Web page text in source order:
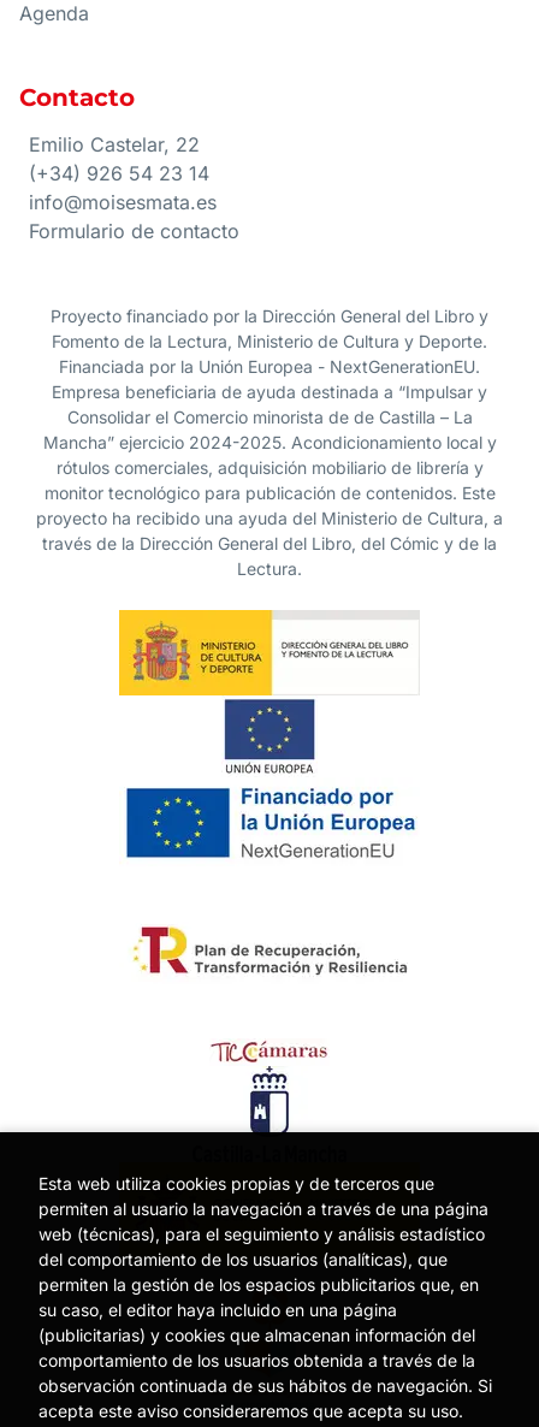
Agenda
Contacto
Emilio Castelar, 22
(+34) 926 54 23 14
info@moisesmata.es
Formulario de contacto
Proyecto financiado por la Dirección General del Libro y
Fomento de la Lectura, Ministerio de Cultura y Deporte.
Financiada por la Unión Europea - NextGenerationEU.
Empresa beneficiaria de ayuda destinada a “Impulsar y
Consolidar el Comercio minorista de de Castilla – La
Mancha” ejercicio 2024-2025. Acondicionamiento local y
rótulos comerciales, adquisición mobiliario de librería y
monitor tecnológico para publicación de contenidos. Este
proyecto ha recibido una ayuda del Ministerio de Cultura, a
través de la Dirección General del Libro, del Cómic y de la
Lectura.
Esta web utiliza cookies propias y de terceros que
permiten al usuario la navegación a través de una página
web (técnicas), para el seguimiento y análisis estadístico
del comportamiento de los usuarios (analíticas), que
permiten la gestión de los espacios publicitarios que, en
su caso, el editor haya incluido en una página
(publicitarias) y cookies que almacenan información del
comportamiento de los usuarios obtenida a través de la
observación continuada de sus hábitos de navegación. Si
acepta este aviso consideraremos que acepta su uso.